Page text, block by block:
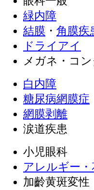
緑内障
結膜 ・ 角膜疾
ドライアイ
メガネ・コ
白内障
糖尿病網膜症
網膜剥離
涙道疾患
小児眼科
アレルギー・
加齡黄斑変性